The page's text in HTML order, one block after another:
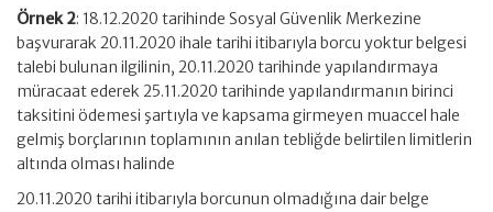
Örnek 2: 18.12.2020 tarihinde Sosyal Güvenlik Merkezine
başvurarak 20.11.2020 ihale tarihi itibarıyla borcu yoktur belgesi
talebi bulunan ilgilinin, 20.11.2020 tarihinde yapılandırmaya
müracaat ederek 25.11.2020 tarihinde yapılandırmanın birinci
taksitini ödemesi şartıyla ve kapsama girmeyen muaccel hale
gelmiş borçlarının toplamının anılan tebliğde belirtilen limitlerin
altında olması halinde
20.11.2020 tarihi itibarıyla borcunun olmadığına dair belge